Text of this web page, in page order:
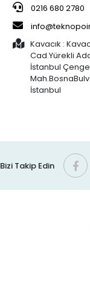
0216 680 2780
Kavacık :
Cad.Yürekli
İstanbul
İstanbul
Bizi Takip Edin